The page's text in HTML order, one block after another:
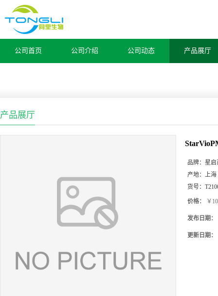
公司首页 公司介绍 公司动态 产品展厅
产品展厅
品牌： 星启
产地： 上海
货号：
价格： ￥
发布日期：
更新日期：